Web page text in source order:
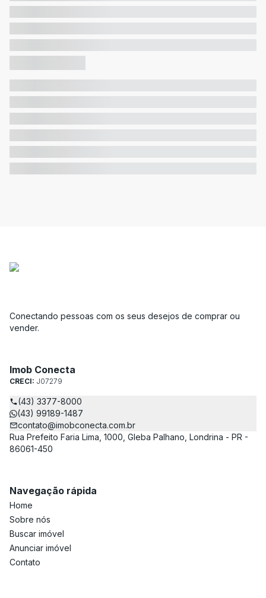
Conectando pessoas com os seus desejos de comprar ou
vender.
Imob Conecta
CRECI: J07279
(43) 3377-8000
(43) 99189-1487
contato@imobconecta.com.br
Rua Prefeito Faria Lima, 1000, Gleba Palhano, Londrina - PR -
86061-450
Navegação rápida
Home
Sobre nós
Buscar imóvel
Anunciar imóvel
Contato